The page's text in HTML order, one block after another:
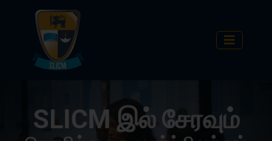
SLICM இல் சேரவும்